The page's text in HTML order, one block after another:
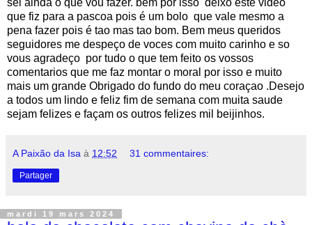
sei ainda o que vou fazer. bem por isso deixo este video
que fiz para a pascoa pois é um bolo que vale mesmo a
pena fazer pois é tao mas tao bom. Bem meus queridos
seguidores me despeço de voces com muito carinho e so
vous agradeço por tudo o que tem feito os vossos
comentarios que me faz montar o moral por isso e muito
mais um grande Obrigado do fundo do meu coraçao .Desejo
a todos um lindo e feliz fim de semana com muita saude
sejam felizes e façam os outros felizes mil beijinhos.
A Paixão da Isa à 12:52 31 commentaires:
Partager
mardi 19 mars 2024